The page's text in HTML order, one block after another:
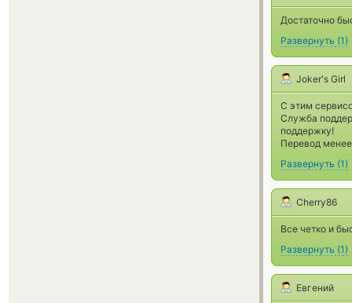
Достаточно
Развернуть (1)
Joker's Girl
С этим
Служба
поддержку!
Перевод
Развернуть (1)
Cherry86
Все четко и
Развернуть (1)
Евгений